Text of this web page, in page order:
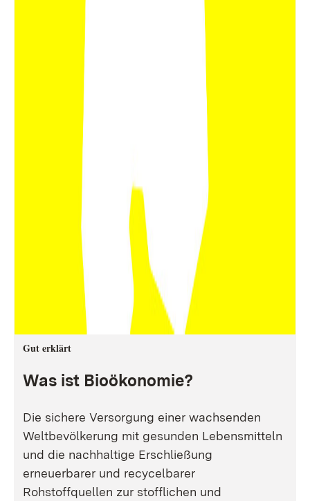
Gut erklärt
Was ist Bioökonomie?
Die sichere Versorgung einer wachsenden
Weltbevölkerung mit gesunden Lebensmitteln
und die nachhaltige Erschließung
erneuerbarer und recycelbarer
Rohstoffquellen zur stofflichen und